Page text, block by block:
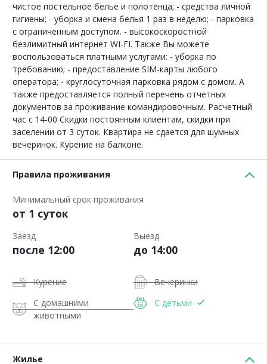
чистое постельное белье и полотенца; - средства личной
гигиены; - уборка и смена белья 1 раз в неделю; - парковка
с ограниченным доступом. - высокоскоростной
безлимитный интернет WI-FI. Также Вы можете
воспользоваться платными услугами: - уборка по
требованию; - предоставление SIM-карты любого
оператора; - круглосуточная парковка рядом с домом. А
также предоставляется полный перечень отчетных
документов за проживание командировочным. Расчетный
час с 14-00 Скидки постоянным клиентам, скидки при
заселении от 3 суток. Квартира не сдается для шумных
вечеринок. Курение на балконе.
Правила проживания
Минимальный срок проживания
от 1 суток
Заезд
после 12:00
Выезд
до 14:00
Курение
Вечеринки
С домашними
животными
С детьми
Жилье